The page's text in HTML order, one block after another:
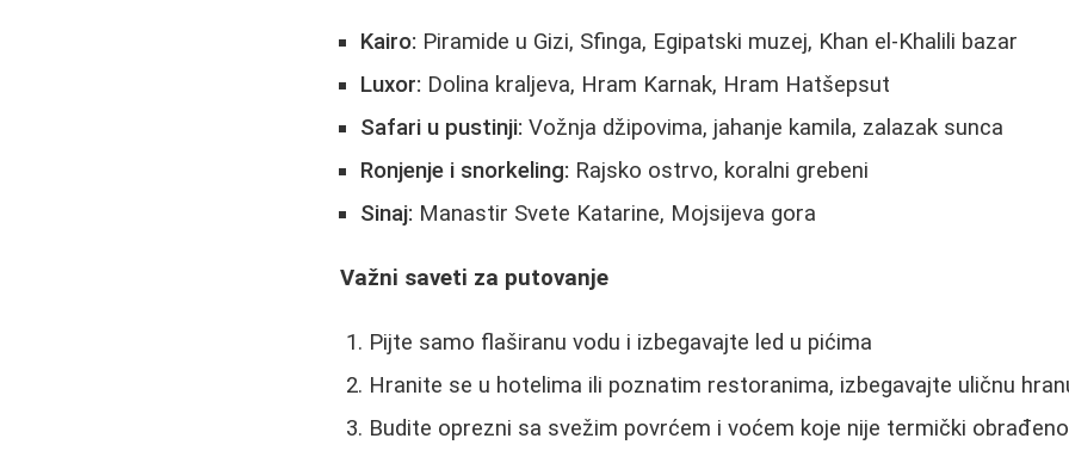
Kairo: Piramide u Gizi, Sfinga, Egipatski muzej, Khan el-Khalili bazar
Luxor: Dolina kraljeva, Hram Karnak, Hram Hatšepsut
Safari u pustinji: Vožnja džipovima, jahanje kamila, zalazak sunca
Ronjenje i snorkeling: Rajsko ostrvo, koralni grebeni
Sinaj: Manastir Svete Katarine, Mojsijeva gora
Važni saveti za putovanje
Pijte samo flaširanu vodu i izbegavajte led u pićima
Hranite se u hotelima ili poznatim restoranima, izbegavajte uličnu
Budite oprezni sa svežim povrćem i voćem koje nije termički obrađeno